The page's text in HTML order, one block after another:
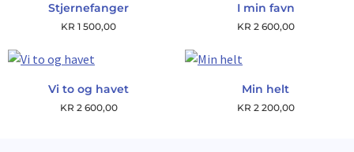
Stjernefanger
KR 1 500,00
I min favn
KR 2 600,00
Vi to og havet
KR 2 600,00
Min helt
KR 2 200,00